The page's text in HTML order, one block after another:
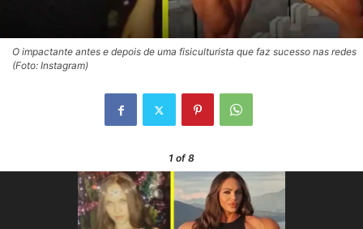
O impactante antes e depois de uma fisiculturista que faz sucesso nas redes
(Foto: Instagram)
1 of 8